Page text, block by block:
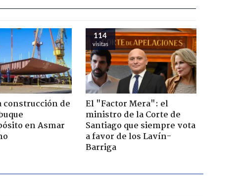
construcción de
en Asmar
114
visitas
El "Factor Mera": el
ministro de la Corte de
Santiago que siempre vota
a favor de los Lavín-
Barriga